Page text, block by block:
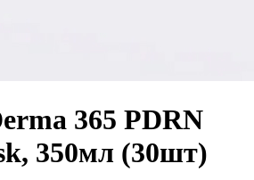
365 PDRN
350мл (30шт)